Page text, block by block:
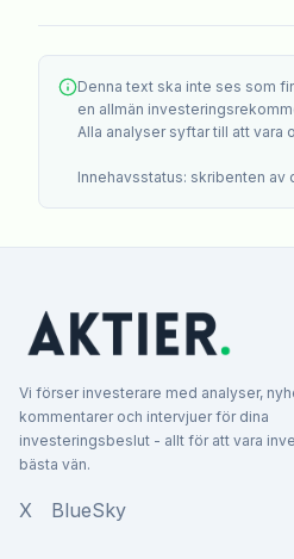
Denna text ska inte ses som
en allmän
Alla analyser syftar till att vara
Innehavsstatus: skribenten av
Vi förser investerare med analyser,
kommentarer och intervjuer för dina
investeringsbeslut - allt för att vara
bästa vän.
X BlueSky